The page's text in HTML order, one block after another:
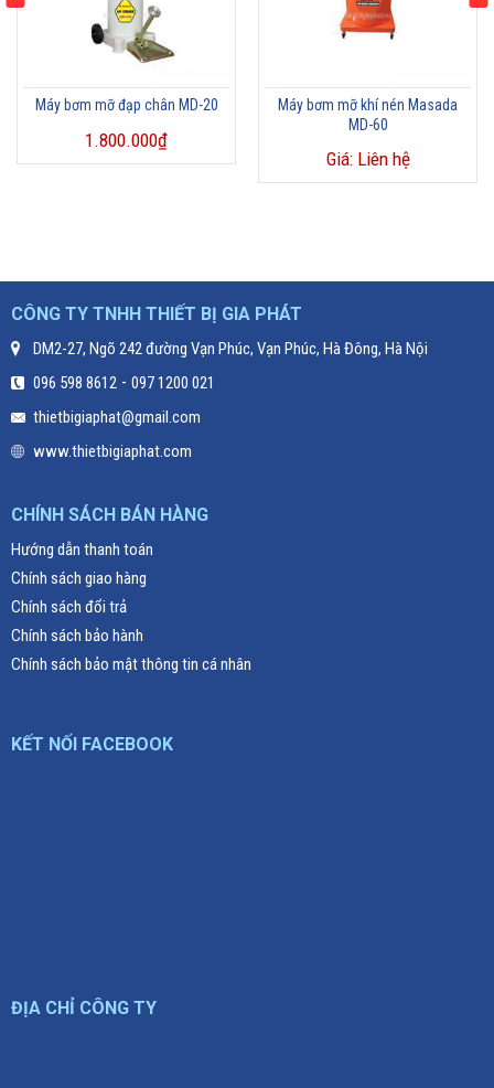
Máy bơm mỡ đạp chân MD-20
1.800.000₫
Máy bơm mỡ khí nén Masada
MD-60
Giá: Liên hệ
CÔNG TY TNHH THIẾT BỊ GIA PHÁT
DM2-27, Ngõ 242 đường Vạn Phúc, Vạn Phúc, Hà Đông, Hà Nội
096 598 8612- 097 1200 021
thietbigiaphat@gmail.com
www.thietbigiaphat.com
CHÍNH SÁCH BÁN HÀNG
Hướng dẫn thanh toán
Chính sách giao hàng
Chính sách đổi trả
Chính sách bảo hành
Chính sách bảo mật thông tin cá nhân
KẾT NỐI FACEBOOK
ĐỊA CHỈ CÔNG TY